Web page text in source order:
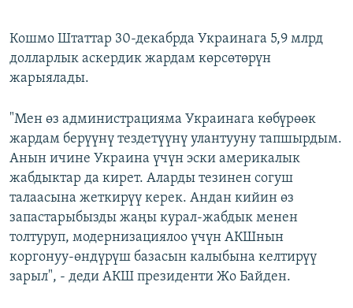
Кошмо Штаттар 30-декабрда Украинага 5,9 млрд
долларлык аскердик жардам көрсөтөрүн
жарыялады.
"Мен өз администрацияма Украинага көбүрөөк
жардам берүүнү тездетүүнү улантууну тапшырдым.
Анын ичине Украина үчүн эски америкалык
жабдыктар да кирет. Аларды тезинен согуш
талаасына жеткирүү керек. Андан кийин өз
запастарыбызды жаңы курал-жабдык менен
толтуруп, модернизациялоо үчүн АКШнын
коргонуу-өндүрүш базасын калыбына келтирүү
зарыл", - деди АКШ президенти Жо Байден.